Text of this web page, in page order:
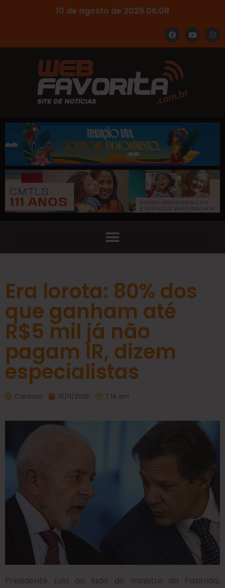
10 de agosto de 2026 06:08
Era lorota: 80% dos
que ganham até
R$5 mil já não
pagam IR, dizem
especialistas
Cardoso 10/11/2025 7:14 am
Presidente Lula ao lado do ministro da Fazenda,